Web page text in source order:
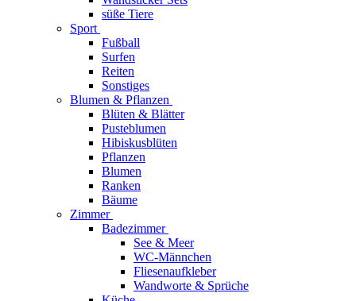
süße Tiere
Sport
Fußball
Surfen
Reiten
Sonstiges
Blumen & Pflanzen
Blüten & Blätter
Pusteblumen
Hibiskusblüten
Pflanzen
Blumen
Ranken
Bäume
Zimmer
Badezimmer
See & Meer
WC-Männchen
Fliesenaufkleber
Wandworte & Sprüche